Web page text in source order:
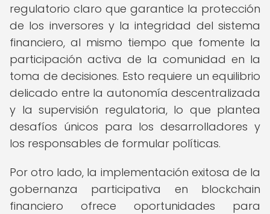
regulatorio claro que garantice la protección
de los inversores y la integridad del sistema
financiero, al mismo tiempo que fomente la
participación activa de la comunidad en la
toma de decisiones. Esto requiere un equilibrio
delicado entre la autonomía descentralizada
y la supervisión regulatoria, lo que plantea
desafíos únicos para los desarrolladores y
los responsables de formular políticas.
Por otro lado, la implementación exitosa de la
gobernanza participativa en blockchain
financiero ofrece oportunidades para